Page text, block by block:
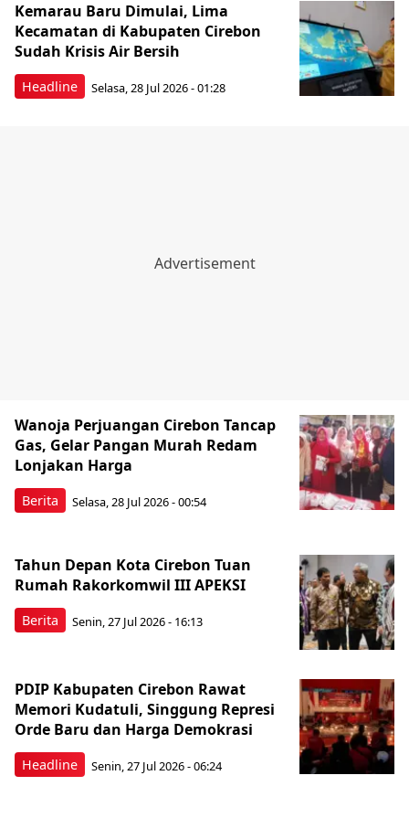
Headline
Kemarau Baru Dimulai, Lima
Kecamatan di Kabupaten Cirebon
Sudah Krisis Air Bersih
Selasa, 28 Jul 2026 - 01:28
Berita
Wanoja Perjuangan Cirebon Tancap
Gas, Gelar Pangan Murah Redam
Lonjakan Harga
Selasa, 28 Jul 2026 - 00:54
Berita
Tahun Depan Kota Cirebon Tuan
Rumah Rakorkomwil III APEKSI
Senin, 27 Jul 2026 - 16:13
Headline
PDIP Kabupaten Cirebon Rawat
Memori Kudatuli, Singgung Represi
Orde Baru dan Harga Demokrasi
Senin, 27 Jul 2026 - 06:24